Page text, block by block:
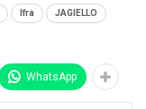
Ifra JAGIELLO
WhatsApp